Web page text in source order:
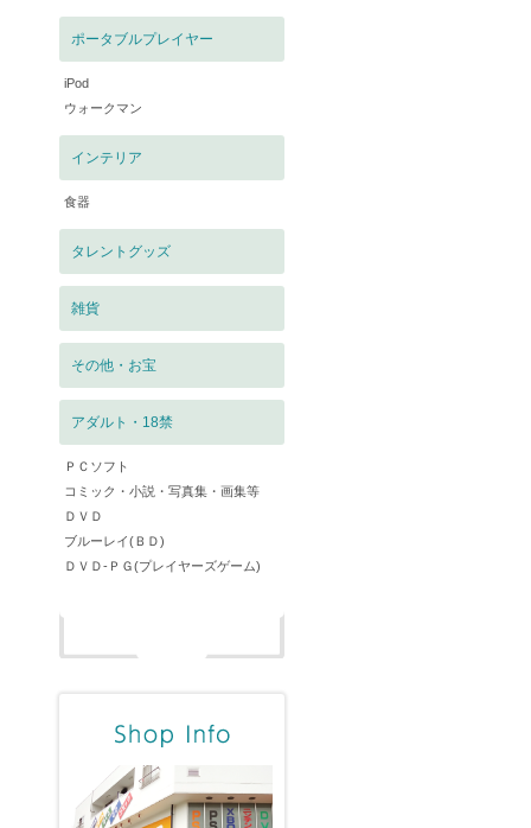
ポータブルプレイヤー
iPod
ウォークマン
インテリア
食器
タレントグッズ
雑貨
その他・お宝
アダルト・18禁
ＰＣソフト
コミック・小説・写真集・画集等
ＤＶＤ
ブルーレイ(ＢＤ)
ＤＶＤ-ＰＧ(プレイヤーズゲーム)